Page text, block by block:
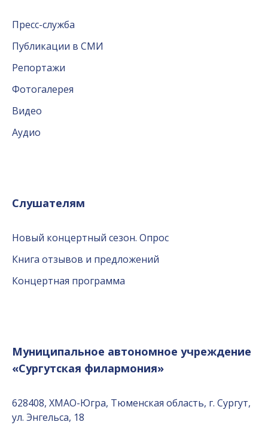
Пресс-служба
Публикации в СМИ
Репортажи
Фотогалерея
Видео
Аудио
Слушателям
Новый концертный сезон. Опрос
Книга отзывов и предложений
Концертная программа
Муниципальное автономное учреждение
«Сургутская филармония»
628408, ХМАО-Югра, Тюменская область, г. Сургут,
ул. Энгельса, 18